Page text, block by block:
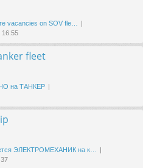
vacancies on SOV fle…
16:55
fleet
на ТАНКЕР
ЭЛЕКТРОМЕХАНИК на к…